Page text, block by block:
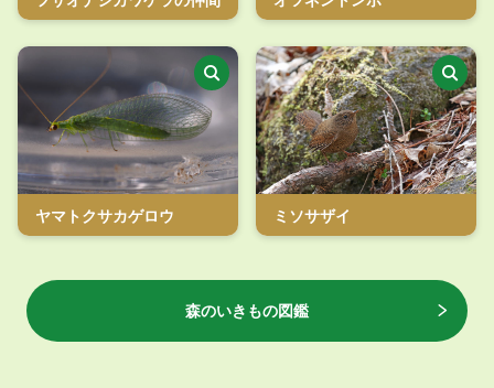
ヤマトクサカゲロウ ミソサザイ
森のいきもの図鑑